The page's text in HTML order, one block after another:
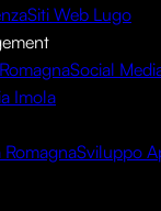
Siti Web Lugo
Social
Imola
Sviluppo